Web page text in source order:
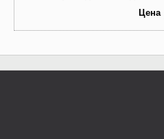
Цена